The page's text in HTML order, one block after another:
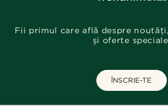
Fii primul care află despre
și oferte
ÎNSCRIE-TE